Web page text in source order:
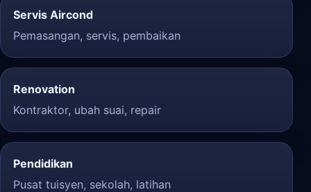
Servis Aircond
Pemasangan, servis, pembaikan
Renovation
Kontraktor, ubah suai, repair
Pendidikan
Pusat tuisyen, sekolah, latihan